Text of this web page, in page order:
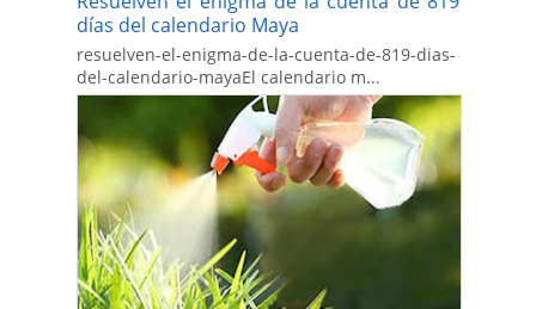
días del calendario Maya
resuelven-el-enigma-de-la-cuenta-de-819-dias-
del-calendario-mayaEl calendario m...